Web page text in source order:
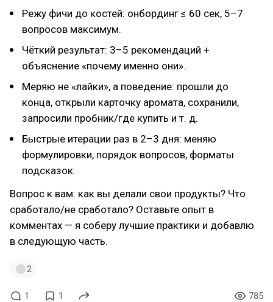
Режу фичи до костей: онбординг ≤ 60 сек, 5–7
вопросов максимум.
Чёткий результат: 3–5 рекомендаций +
объяснение «почему именно они».
Меряю не «лайки», а поведение: прошли до
конца, открыли карточку аромата, сохранили,
запросили пробник/где купить и т. д.
Быстрые итерации раз в 2–3 дня: меняю
формулировки, порядок вопросов, форматы
подсказок.
Вопрос к вам: как вы делали свои продукты? Что
сработало/не сработало? Оставьте опыт в
комментах — я соберу лучшие практики и добавлю
в следующую часть.
2
1 1 785